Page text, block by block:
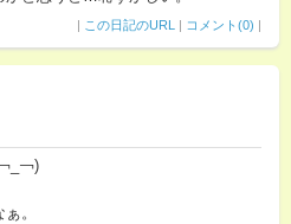
| この日記のURL | コメント(0) |
_￢)
。